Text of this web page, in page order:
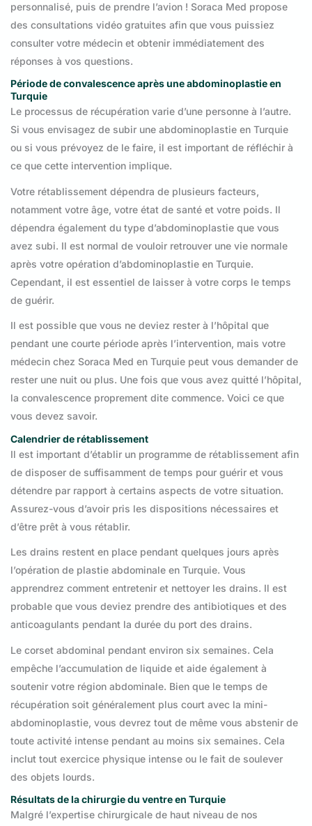
personnalisé, puis de prendre l’avion ! Soraca Med propose
des consultations vidéo gratuites afin que vous puissiez
consulter votre médecin et obtenir immédiatement des
réponses à vos questions.
Période de convalescence après une abdominoplastie en
Turquie
Le processus de récupération varie d’une personne à l’autre.
Si vous envisagez de subir une abdominoplastie en Turquie
ou si vous prévoyez de le faire, il est important de réfléchir à
ce que cette intervention implique.
Votre rétablissement dépendra de plusieurs facteurs,
notamment votre âge, votre état de santé et votre poids. Il
dépendra également du type d’abdominoplastie que vous
avez subi. Il est normal de vouloir retrouver une vie normale
après votre opération d’abdominoplastie en Turquie.
Cependant, il est essentiel de laisser à votre corps le temps
de guérir.
Il est possible que vous ne deviez rester à l’hôpital que
pendant une courte période après l’intervention, mais votre
médecin chez Soraca Med en Turquie peut vous demander de
rester une nuit ou plus. Une fois que vous avez quitté l’hôpital,
la convalescence proprement dite commence. Voici ce que
vous devez savoir.
Calendrier de rétablissement
Il est important d’établir un programme de rétablissement afin
de disposer de suffisamment de temps pour guérir et vous
détendre par rapport à certains aspects de votre situation.
Assurez-vous d’avoir pris les dispositions nécessaires et
d’être prêt à vous rétablir.
Les drains restent en place pendant quelques jours après
l’opération de plastie abdominale en Turquie. Vous
apprendrez comment entretenir et nettoyer les drains. Il est
probable que vous deviez prendre des antibiotiques et des
anticoagulants pendant la durée du port des drains.
Le corset abdominal pendant environ six semaines. Cela
empêche l’accumulation de liquide et aide également à
soutenir votre région abdominale. Bien que le temps de
récupération soit généralement plus court avec la mini-
abdominoplastie, vous devrez tout de même vous abstenir de
toute activité intense pendant au moins six semaines. Cela
inclut tout exercice physique intense ou le fait de soulever
des objets lourds.
Résultats de la chirurgie du ventre en Turquie
Malgré l’expertise chirurgicale de haut niveau de nos